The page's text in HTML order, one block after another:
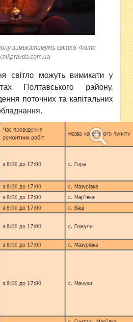
вимикатимуть світло. Фото
світло можуть вимикати у
Полтавського району.
поточних та капітальних